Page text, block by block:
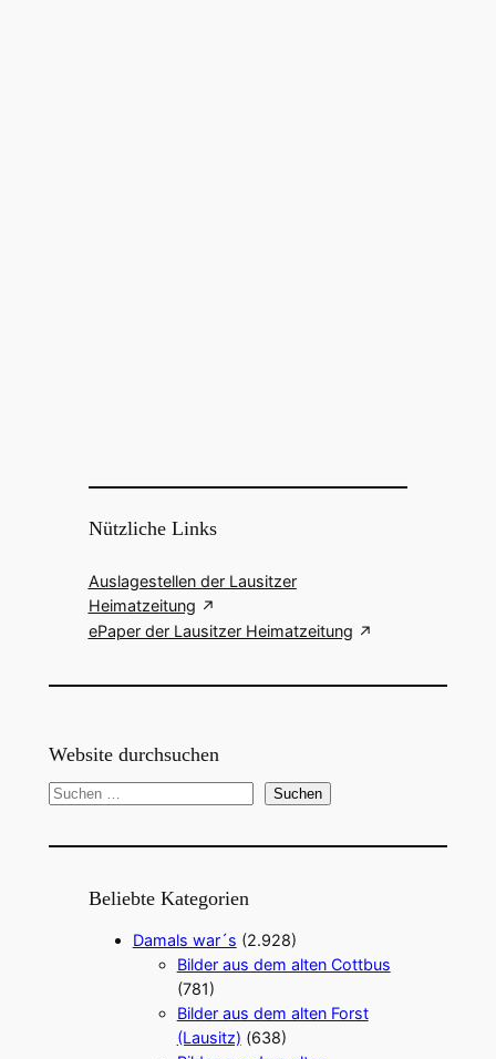
Nützliche Links
Auslagestellen der Lausitzer
Heimatzeitung
ePaper der Lausitzer Heimatzeitung
Website durchsuchen
S
c
Suchen
Beliebte Kategorien
Damals war´s (2.928)
Bilder aus dem alten Cottbus
(781)
Bilder aus dem alten Forst
(Lausitz) (638)